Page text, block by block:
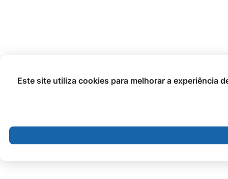
Este site utiliza cookies para melhorar a experiência